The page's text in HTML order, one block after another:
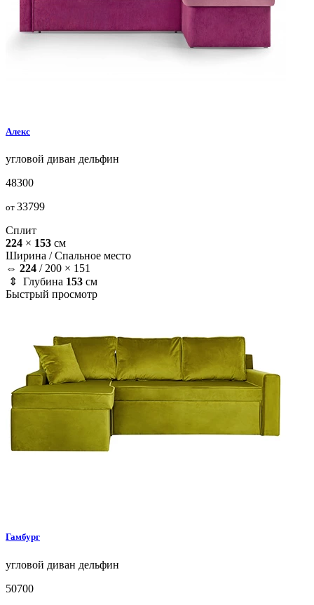
Алекс
угловой диван дельфин
48300
от 33799
Сплит
224 × 153 см
Ширина /Спальное место
⇔ 224 / 200 × 151
⇕ Глубина 153 см
Быстрый просмотр
Гамбург
угловой диван дельфин
50700